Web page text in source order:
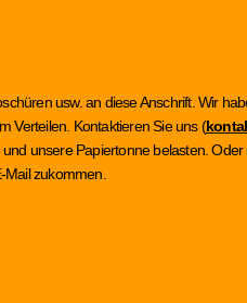
usw. an diese Anschrift. Wir
Verteilen. Kontaktieren Sie uns (
unsere Papiertonne belasten.
zukommen.